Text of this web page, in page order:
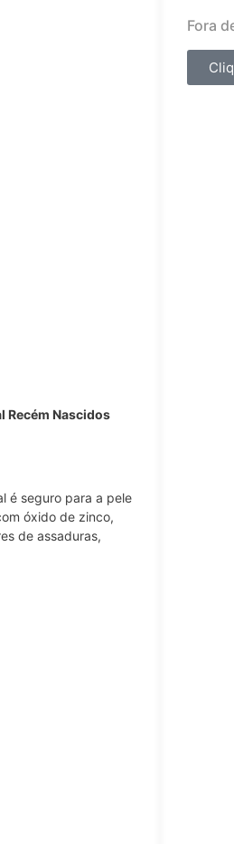
Recém Nascidos
é seguro para a pele
óxido de zinco,
de assaduras,
Fora